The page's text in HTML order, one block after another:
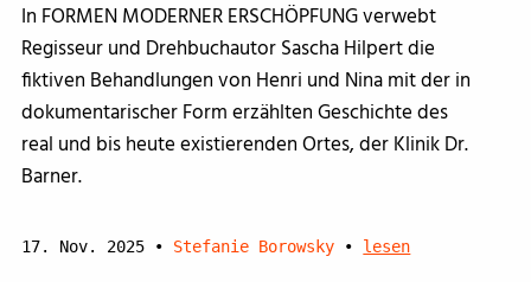
In FORMEN MODERNER ERSCHÖPFUNG verwebt
Regisseur und Drehbuchautor Sascha Hilpert die
fiktiven Behandlungen von Henri und Nina mit der in
dokumentarischer Form erzählten Geschichte des
real und bis heute existierenden Ortes, der Klinik Dr.
Barner.
17. Nov. 2025 • Stefanie Borowsky • lesen